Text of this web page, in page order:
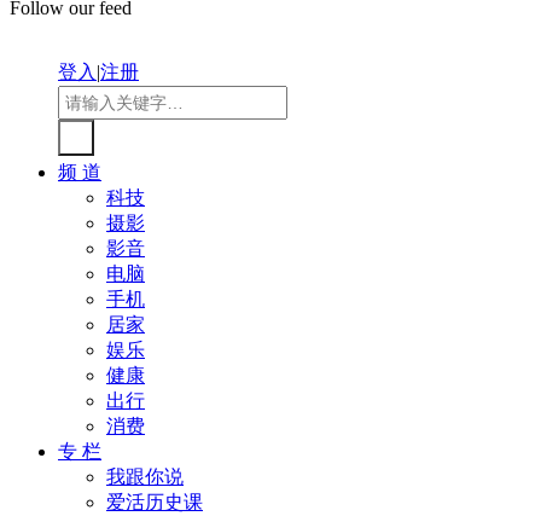
Follow our feed
登入|注册
频 道
科技
摄影
影音
电脑
手机
居家
娱乐
健康
出行
消费
专 栏
我跟你说
爱活历史课